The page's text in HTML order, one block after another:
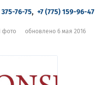
375-76-75, +7 (775) 159-96-47
фото обновлено 6 мая 2016